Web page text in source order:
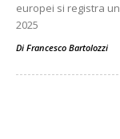
europei si registra
2025
Di Francesco Bartolozzi